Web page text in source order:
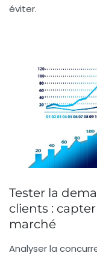
éviter.
Tester la
clients :
marché
Analyser la